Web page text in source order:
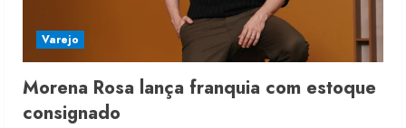
Varejo
Morena Rosa lança franquia com estoque
consignado